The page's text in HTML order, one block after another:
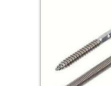
Заклепки
Инструмент